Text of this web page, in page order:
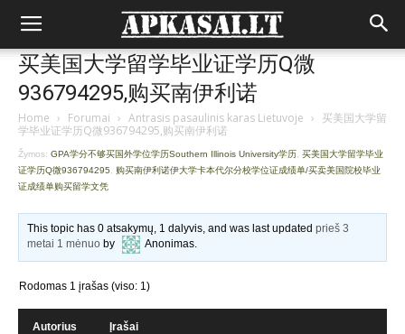
买美国大学留学毕业证学历Q微
936794295,购买南伊利诺
Home › Forumai › Antrasis pasaulinis karas Lietuvoje › 买美国大学留
学毕业证学历Q微936794295,购买南伊利诺
Žymos: GPA学分不够买国外学位学历Southern Illinois University学历 买美国大学留学毕业
证学历Q微936794295
购买南伊利诺伊大学卡本代尔分校学位证成绩单/买卖美国院校毕业
证成绩单购买留学文凭
This topic has 0 atsakymų, 1 dalyvis, and was last updatedprieš 3
metai 1 mėnuo by Anonimas.
Rodomas 1 įrašas (viso: 1)
Autorius Įrašai